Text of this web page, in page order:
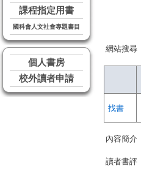
課程指定用書
國科會人文社會專題書目
個人書房
校外讀者申請
網站搜尋
找書
內容簡介
讀者書評